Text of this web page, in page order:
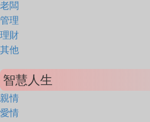
老闆
管理
理財
其他
智慧人生
親情
愛情